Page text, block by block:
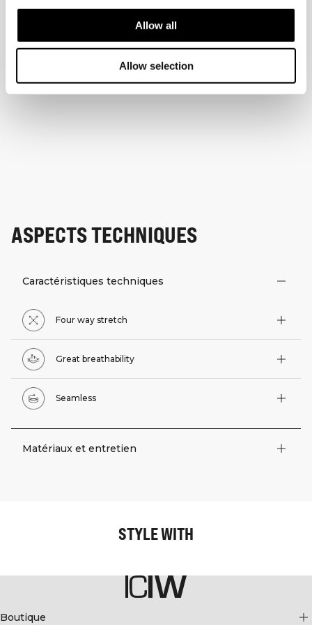
Allow all
Allow selection
ASPECTS TECHNIQUES
Caractéristiques techniques
Four way stretch
Great breathability
Seamless
Matériaux et entretien
STYLE WITH
Boutique